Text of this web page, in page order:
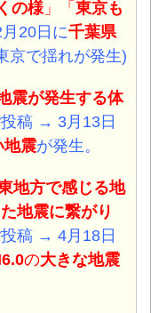
の様 」「 東京も
20日に千葉県
京で揺れが発生)
震が発生する体
稿 → 3月13日
地震が発生。
地方で感じる地
地震に繋がり
稿 → 4月18日
の大きな地震